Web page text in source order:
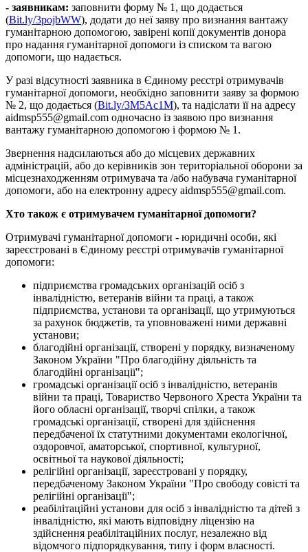
- заявникам: заповнити форму № 1, що додається
(Bit.ly/3pojbWW), додати до неї заяву про визнання вантажу
гуманітарною допомогою, завірені копії документів донора
про надання гуманітарної допомоги із списком та вагою
допомоги, що надається.
У разі відсутності заявника в Єдиному реєстрі отримувачів
гуманітарної допомоги, необхідно заповнити заяву за формою
№ 2, що додається (Bit.ly/3M5Ac1M), та надіслати її на адресу
aidmsp555@gmail.com одночасно із заявою про визнання
вантажу гуманітарною допомогою і формою № 1.
Звернення надсилаються або до місцевих державних
адміністрацій, або до керівників зон територіальної оборони за
місцезнаходженням отримувача та /або набувача гуманітарної
допомоги, або на електронну адресу aidmsp555@gmail.com.
Хто також є отримувачем гуманітарної допомоги?
Отримувачі гуманітарної допомоги - юридичні особи, які
зареєстровані в Єдиному реєстрі отримувачів гуманітарної
допомоги:
підприємства громадських організацій осіб з
інвалідністю, ветеранів війни та праці, а також
підприємства, установи та організації, що утримуються
за рахунок бюджетів, та уповноважені ними державні
установи;
благодійні організації, створені у порядку, визначеному
Законом України "Про благодійну діяльність та
благодійні організації";
громадські організації осіб з інвалідністю, ветеранів
війни та праці, Товариство Червоного Хреста України та
його обласні організації, творчі спілки, а також
громадські організації, створені для здійснення
передбаченої їх статутними документами екологічної,
оздоровчої, аматорської, спортивної, культурної,
освітньої та наукової діяльності;
релігійні організації, зареєстровані у порядку,
передбаченому Законом України "Про свободу совісті та
релігійні організації";
реабілітаційні установи для осіб з інвалідністю та дітей з
інвалідністю, які мають відповідну ліцензію на
здійснення реабілітаційних послуг, незалежно від
відомчого підпорядкування, типу і форм власності.